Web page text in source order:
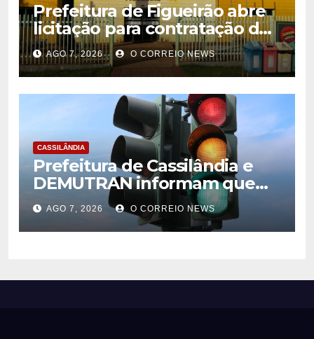
Prefeitura de Figueirão abre
licitação para contratação de
estrutura de eventos
AGO 7, 2026 O CORREIO NEWS
CASSILÂNDIA
Prefeitura de Cassilândia e
DEMUTRAN informam que
semáforo entre as ruas Amin
José e Antônio Paulino
entrou em funcionamento
AGO 7, 2026 O CORREIO NEWS